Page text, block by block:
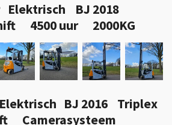
Elektrisch BJ 2018
4500 uur 2000KG
BJ 2016 Triplex
Camerasysteem